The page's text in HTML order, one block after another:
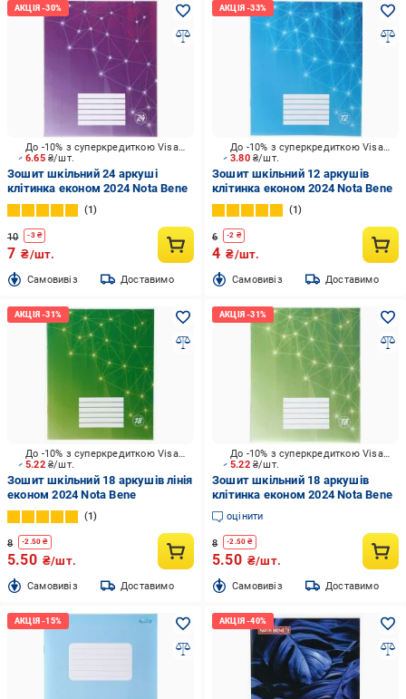
6.65 ₴/шт.
До -10% з суперкредиткою Visa Вигода
Зошит шкільний 24 аркуші
клітинка економ 2024 Nota Bene
1
10 -3₴
7 ₴/шт.
Cамовивіз Доставимо
3.80 ₴/шт.
До -10% з суперкредиткою Visa Вигода
Зошит шкільний 12 аркушів
клітинка економ 2024 Nota Bene
1
6 -2 ₴
4 ₴/шт.
Cамовивіз Доставимо
5.22 ₴/шт.
До -10% з суперкредиткою Visa Вигода
Зошит шкільний 18 аркушів лінія
економ 2024 Nota Bene
1
8 -2.50 ₴
5.50 ₴/шт.
Cамовивіз Доставимо
5.22 ₴/шт.
До -10% з суперкредиткою Visa Вигода
Зошит шкільний 18 аркушів
клітинка економ 2024 Nota Bene
оцінити
8 -2.50 ₴
5.50 ₴/шт.
Cамовивіз Доставимо